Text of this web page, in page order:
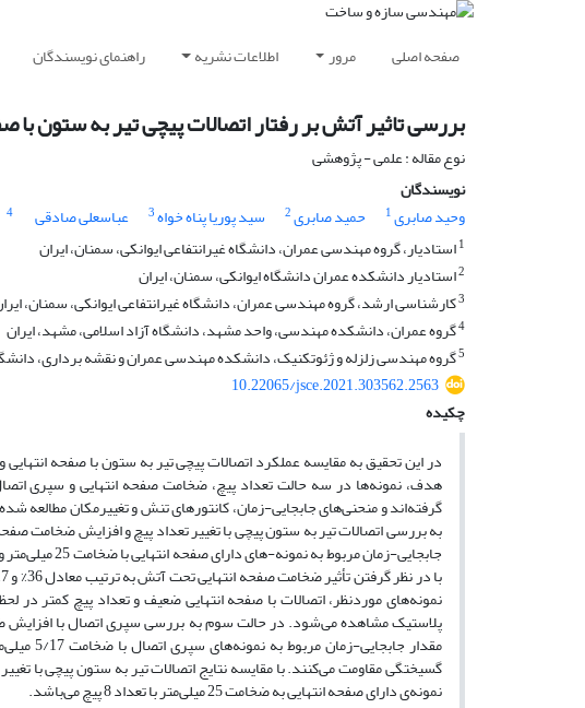
صفحه اصلی مرور اطلاعات نشریه راهنمای نویسندگان
بررسی تاثیر آتش بر رفتار اتصالات پیچی تیر به ستون با
نوع مقاله : علمی - پژوهشی
نویسندگان
وحید صابری1 حمید صابری2 سید پوریا پناه خواه3 عباسعلی صادقی 4
1استادیار، گروه مهندسی عمران، دانشگاه غیرانتفاعی ایوانکی، سمنان، ایران
2استادیار دانشکده عمران دانشگاه ایوانکی، سمنان، ایران
3کارشناسی ارشد، گروه مهندسی عمران، دانشگاه غیرانتفاعی ایوانکی، سمنان،
4گروه عمران، دانشکده مهندسی، واحد مشهد، دانشگاه آزاد اسلامی، مشهد، ایران
5گروه مهندسی زلزله و ژئوتکنیک، دانشکده مهندسی عمران و نقشه برداری،
10.22065/jsce.2021.303562.2563
چکیده
در این تحقیق به مقایسه عملکرد اتصالات پیچی تیر به ستون با صفحه
گرفته‌اند و منحنی‌های جابجایی-زمان، کانتورهای تنش و تغییرمکان مطالعه
به بررسی اتصالات تیر به ستون پیچی با تغییر تعداد پیچ و افزایش ضخامت
نمونه‌های موردنظر، اتصالات با صفحه انتهایی ضعیف و تعداد پیچ کمتر در
پلاستیک مشاهده می‌شود. در حالت سوم به بررسی سپری اتصال با
گسیختگی مقاومت می‌کنند. با مقایسه نتایج اتصالات تیر به ستون پیچی با
نمونه‌ی دارای صفحه انتهایی به ضخامت 25 میلی‌متر با تعداد 8 پیچ می‌باشد.